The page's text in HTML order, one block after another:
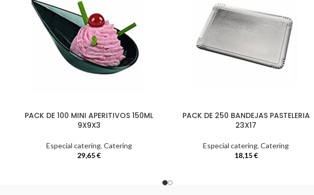
PACK DE 100 MINI APERITIVOS 150ML
9X9X3
Especial catering, Catering
29,65€
PACK DE 250 BANDEJAS PASTELERIA
23X17
Especial catering,Catering
18,15€